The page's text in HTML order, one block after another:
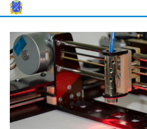
Skip
to